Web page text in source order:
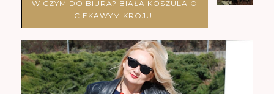
W CZYM DO BIURA? BIAŁA KOSZULA O
CIEKAWYM KROJU.